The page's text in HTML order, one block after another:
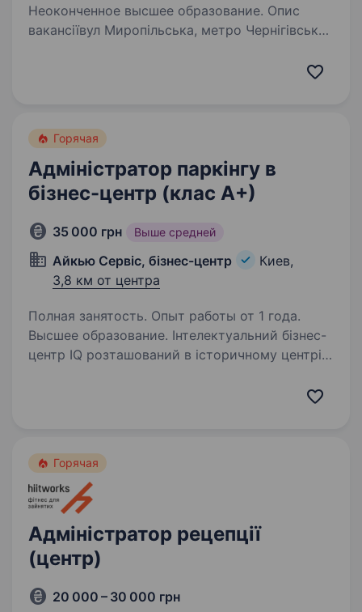
Неоконченное высшее образование. Опис
вакансіївул Миропільська, метро Чернігівська
Горячая
Адміністратор паркінгу в
бізнес-центр (клас А+)
35 000 грн Выше средней
Айкью Сервіс, бізнес-центр
Киев,
3,8 км от центра
Полная занятость. Опыт работы от 1 года.
Высшее образование. Інтелектуальний бізнес-
центр IQ розташований в історичному центрі
терасами та панорамним видом на монумент і
Горячая
Адміністратор рецепції
(центр)
20 000 – 30 000 грн